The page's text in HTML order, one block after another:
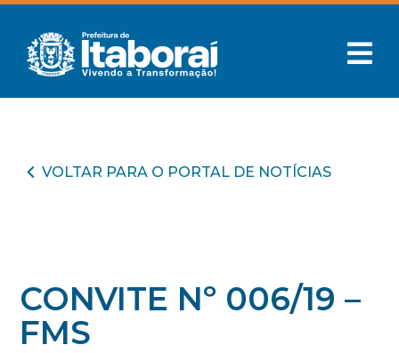
VOLTAR PARA O PORTAL DE NOTÍCIAS
CONVITE Nº 006/19 –
FMS